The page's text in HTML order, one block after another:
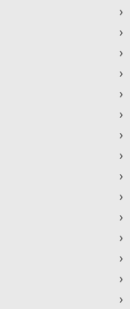
›
›
›
›
›
›
›
›
›
›
›
›
›
›
›